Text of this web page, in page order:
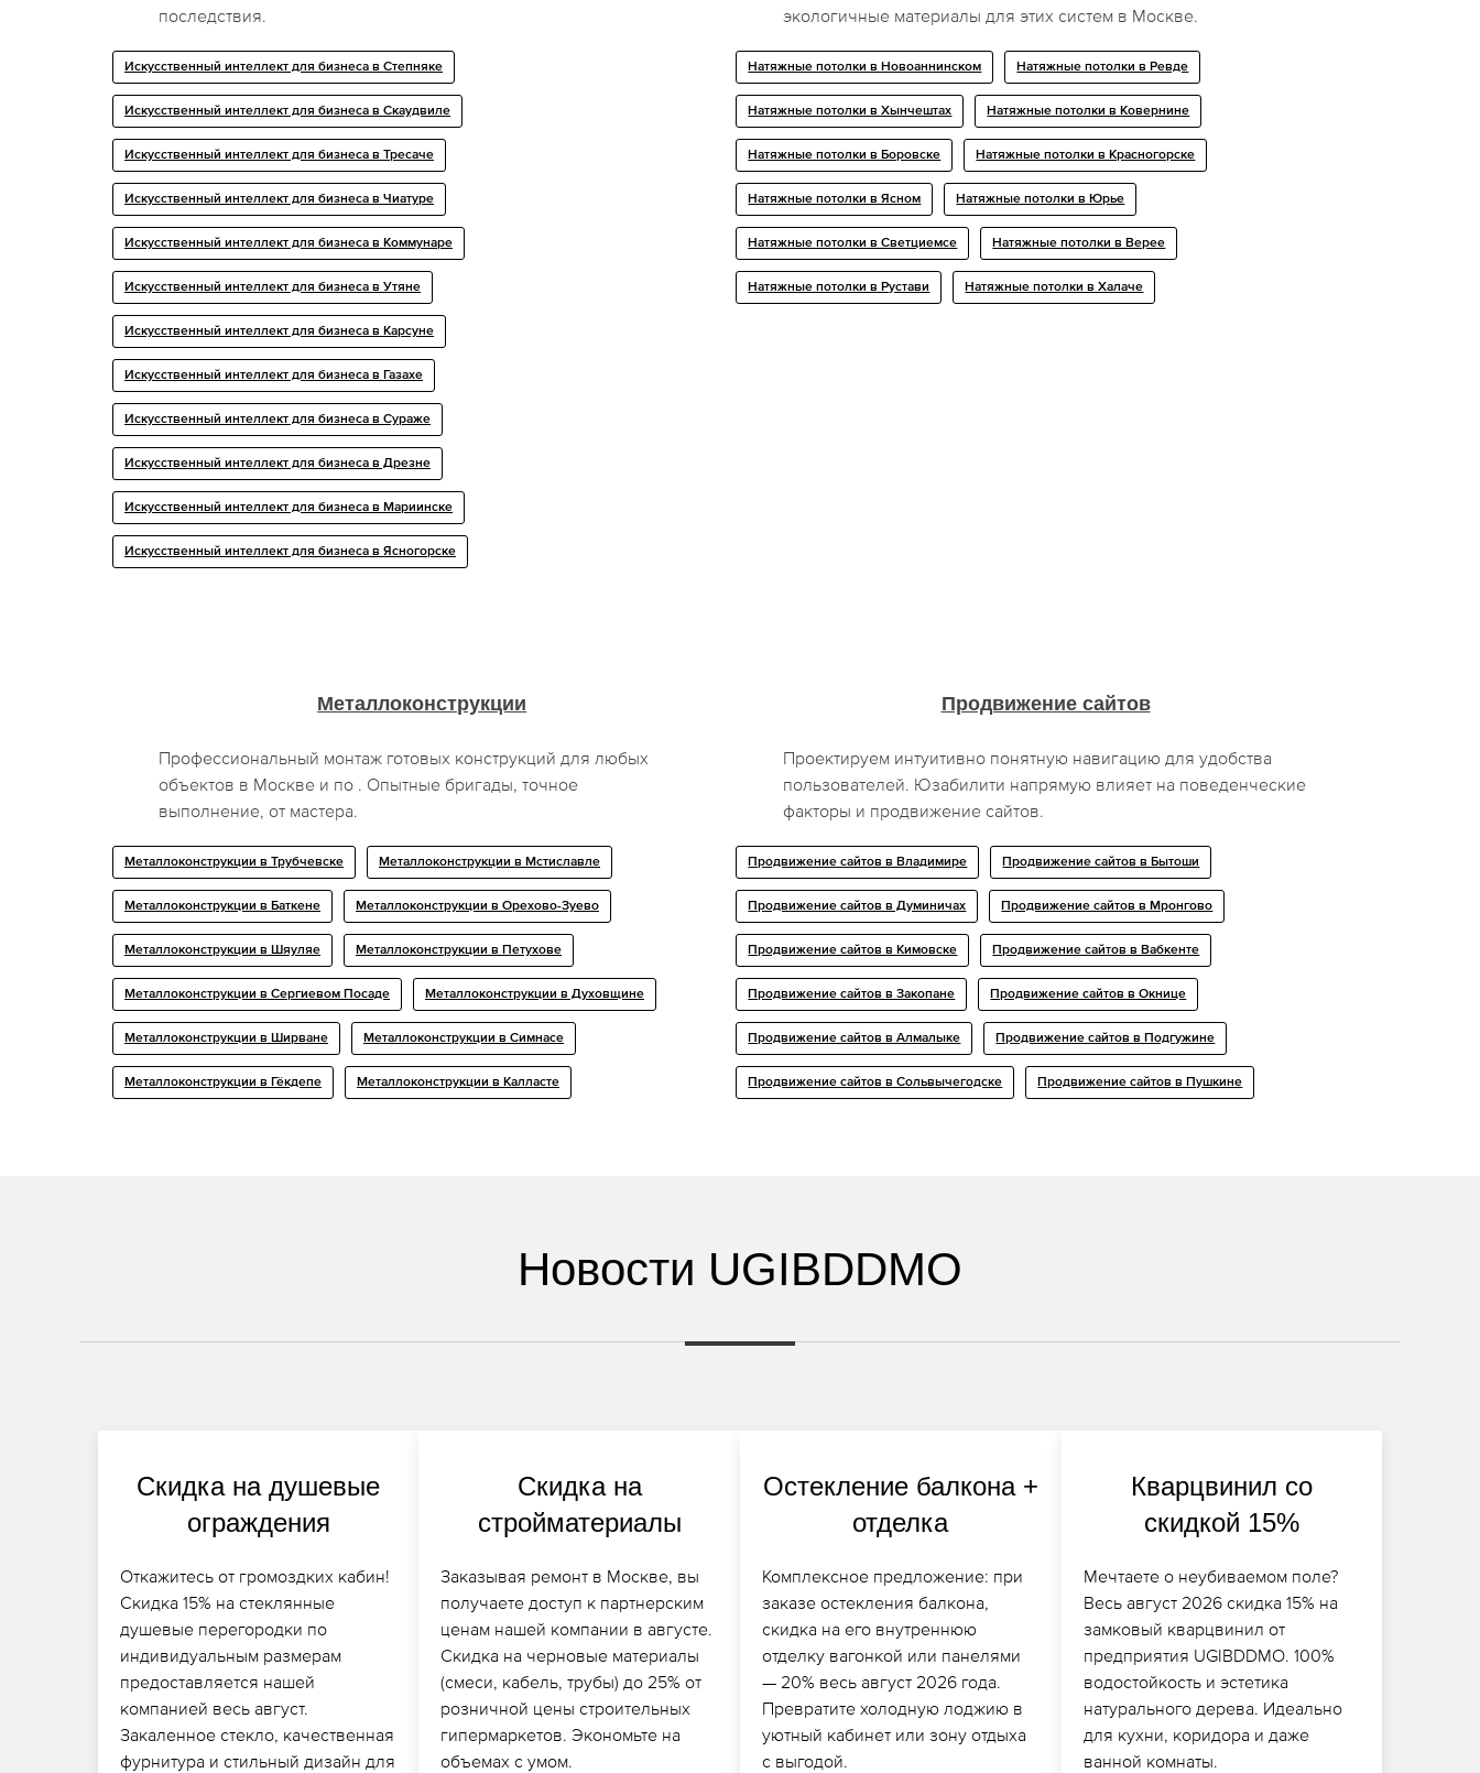
последствия.
Искусственный интеллект для бизнеса в Степняке
Искусственный интеллект для бизнеса в Скаудвиле
Искусственный интеллект для бизнеса в Тресaче
Искусственный интеллект для бизнеса в Чиатуре
Искусственный интеллект для бизнеса в Коммунаре
Искусственный интеллект для бизнеса в Утяне
Искусственный интеллект для бизнеса в Карсуне
Искусственный интеллект для бизнеса в Газахе
Искусственный интеллект для бизнеса в Сураже
Искусственный интеллект для бизнеса в Дрезне
Искусственный интеллект для бизнеса в Мариинске
Искусственный интеллект для бизнеса в Ясногорске
экологичные материалы для этих систем в Москве.
Натяжные потолки в Новоаннинском Натяжные потолки в Ревде
Натяжные потолки в Хынчештах Натяжные потолки в Ковернине
Натяжные потолки в Боровске Натяжные потолки в Красногорске
Натяжные потолки в Ясном Натяжные потолки в Юрье
Натяжные потолки в Светциемсе Натяжные потолки в Верее
Натяжные потолки в Рустави Натяжные потолки в Халаче
Металлоконструкции
Профессиональный монтаж готовых конструкций для любых
объектов в Москве и по . Опытные бригады, точное
выполнение, от мастера.
Металлоконструкции в Трубчевске Металлоконструкции в Мстиславле
Металлоконструкции в Баткене Металлоконструкции в Орехово-Зуево
Металлоконструкции в Шяуляе Металлоконструкции в Петухове
Металлоконструкции в Сергиевом Посаде Металлоконструкции в Духовщине
Металлоконструкции в Ширване Металлоконструкции в Симнасе
Металлоконструкции в Гёкдепе Металлоконструкции в Калласте
Продвижение сайтов
Проектируем интуитивно понятную навигацию для удобства
пользователей. Юзабилити напрямую влияет на поведенческие
факторы и продвижение сайтов.
Продвижение сайтов в Владимире Продвижение сайтов в Бытоши
Продвижение сайтов в Думиничах Продвижение сайтов в Мронгово
Продвижение сайтов в Кимовске Продвижение сайтов в Вабкенте
Продвижение сайтов в Закопане Продвижение сайтов в Окнице
Продвижение сайтов в Алмалыке Продвижение сайтов в Подгужине
Продвижение сайтов в Сольвычегодске Продвижение сайтов в Пушкине
Новости UGIBDDMO
Скидка на душевые
ограждения
Откажитесь от громоздких кабин!
Скидка 15% на стеклянные
душевые перегородки по
индивидуальным размерам
предоставляется нашей
компанией весь август.
Закаленное стекло, качественная
фурнитура и стильный дизайн для
Скидка на
стройматериалы
Заказывая ремонт в Москве, вы
получаете доступ к партнерским
ценам нашей компании в августе.
Скидка на черновые материалы
(смеси, кабель, трубы) до 25% от
розничной цены строительных
гипермаркетов. Экономьте на
объемах с умом.
Остекление балкона +
отделка
Комплексное предложение: при
заказе остекления балкона,
скидка на его внутреннюю
отделку вагонкой или панелями
— 20% весь август 2026 года.
Превратите холодную лоджию в
уютный кабинет или зону отдыха
с выгодой.
Кварцвинил со
скидкой 15%
Мечтаете о неубиваемом поле?
Весь август 2026 скидка 15% на
замковый кварцвинил от
предприятия UGIBDDMO. 100%
водостойкость и эстетика
натурального дерева. Идеально
для кухни, коридора и даже
ванной комнаты.